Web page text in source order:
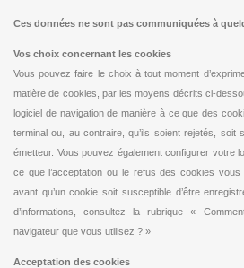
Ces données ne sont pas communiquées à
Vos choix concernant les cookies
Vous pouvez faire le choix à tout moment
matière de cookies, par les moyens décrits ci-
logiciel de navigation de manière à ce que des
terminal ou, au contraire, qu’ils soient rejetés, soit
émetteur. Vous pouvez également configurer votre
ce que l’acceptation ou le refus des cookies vous
avant qu’un cookie soit susceptible d’être
d’informations, consultez la rubrique «
navigateur que vous utilisez ? »
Acceptation des cookies